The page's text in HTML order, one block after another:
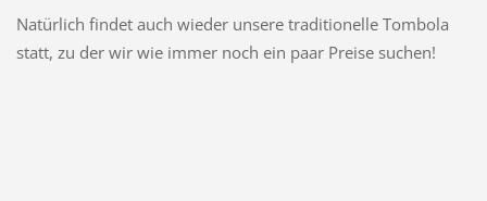
Natürlich findet auch wieder unsere traditionelle Tombola
statt, zu der wir wie immer noch ein paar Preise suchen!